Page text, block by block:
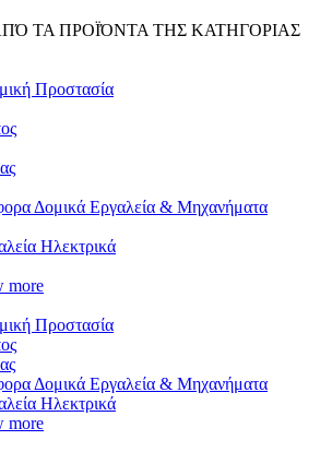
ΤΑ ΠΡΟΪΌΝΤΑ ΤΗΣ ΚΑΤΗΓΟΡΙΑΣ
Προστασία
Δομικά Εργαλεία & Μηχανήματα
Ηλεκτρικά
more
Προστασία
Δομικά Εργαλεία & Μηχανήματα
Ηλεκτρικά
more